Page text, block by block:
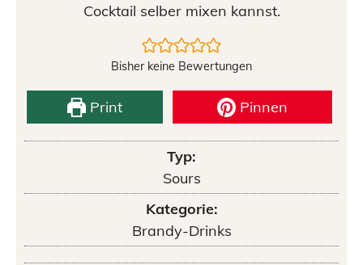
Cocktail selber mixen kannst.
Bisher keine Bewertungen
Print Pinnen
Typ:
Sours
Kategorie:
Brandy-Drinks